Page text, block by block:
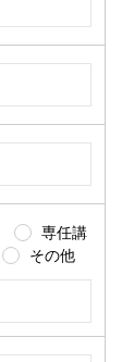
専任講
その他